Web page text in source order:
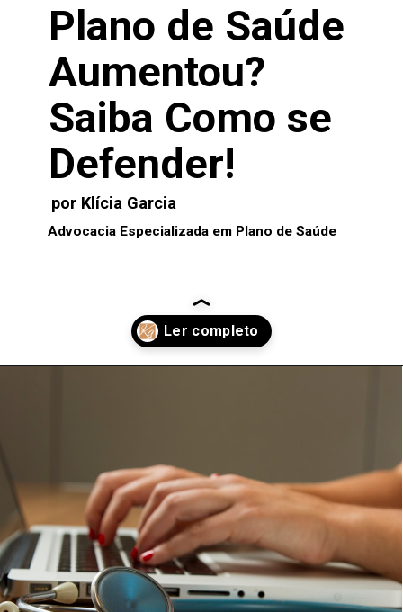
Plano de Saúde
Aumentou?
Saiba Como se
Defender!
por Klícia Garcia
Advocacia Especializada em Plano de Saúde